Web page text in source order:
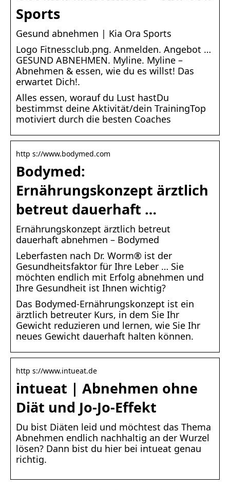
Sports
Gesund abnehmen | Kia Ora Sports
Logo Fitnessclub.png. Anmelden. Angebot …
GESUND ABNEHMEN. Myline. Myline –
Abnehmen & essen, wie du es willst! Das
erwartet Dich!​.
Alles essen, worauf du Lust hastDu
bestimmst deine Aktivität/dein TrainingTop
motiviert durch die besten Coaches
http s://www.bodymed.com
Bodymed:
Ernährungskonzept ärztlich
betreut dauerhaft …
Ernährungskonzept ärztlich betreut
dauerhaft abnehmen – Bodymed
Leberfasten nach Dr. Worm® ist der
Gesundheitsfaktor für Ihre Leber … Sie
möchten endlich mit Erfolg abnehmen und
Ihre Gesundheit ist Ihnen wichtig?
Das Bodymed-Ernährungskonzept ist ein
ärztlich betreuter Kurs, in dem Sie Ihr
Gewicht reduzieren und lernen, wie Sie Ihr
neues Gewicht dauerhaft halten können.
http s://www.intueat.de
intueat | Abnehmen ohne
Diät und Jo-Jo-Effekt
Du bist Diäten leid und möchtest das Thema
Abnehmen endlich nachhaltig an der Wurzel
lösen? Dann bist du hier bei intueat genau
richtig.